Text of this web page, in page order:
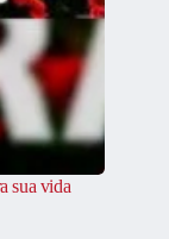
sua vida